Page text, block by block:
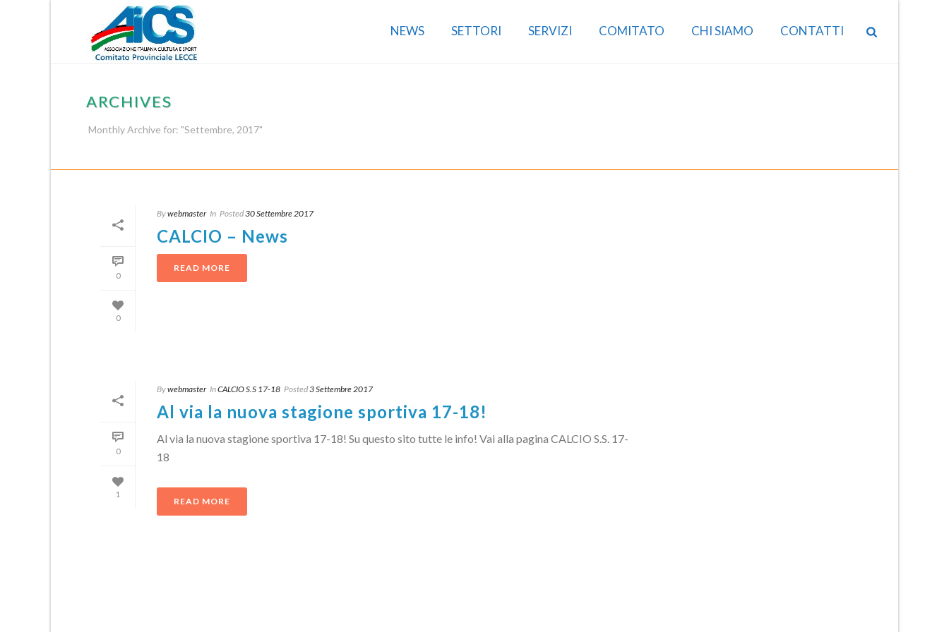
NEWS SETTORI SERVIZI COMITATO CHI SIAMO CONTATTI
ARCHIVES
Monthly Archive for: "Settembre, 2017"
0
0
Bywebmaster In Posted30 Settembre 2017
CALCIO – News
READ MORE
0
1
Bywebmaster InCALCIO S.S 17-18 Posted3 Settembre 2017
Al via la nuova stagione sportiva 17-18!
Al via la nuova stagione sportiva 17-18! Su questo sito tutte le info! Vai alla pagina CALCIO S.S. 17-
18
READ MORE